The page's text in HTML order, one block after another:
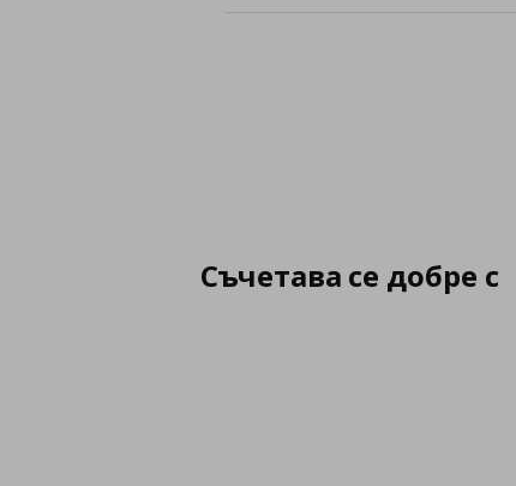
Съчетава се добре с